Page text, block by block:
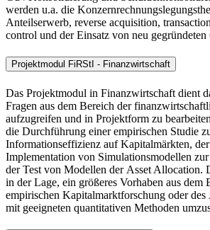
werden u.a. die
Anteilserwerb, reverse acquisition,
control und der Einsatz von neu gegründeten
Projektmodul FiRStI - Finanzwirtschaft
Das Projektmodul in Finanzwirtschaft dient
Fragen aus dem Bereich der
aufzugreifen und in Projektform zu
die Durchführung einer empirischen Studie
Informationseffizienz auf Kapitalmärkten,
Implementation von Simulationsmodellen
der Test von Modellen der Asset Allocation.
in der Lage, ein größeres Vorhaben aus dem
empirischen Kapitalmarktforschung oder des
mit geeigneten quantitativen Methoden